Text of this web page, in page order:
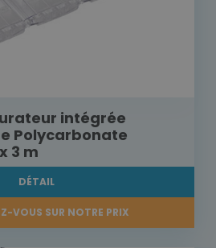
intégrée
Polycarbonate
3 m
DÉTAIL
VOUS SUR NOTRE PRIX